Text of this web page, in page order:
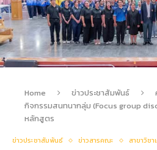
Home ข่าวประชาสัมพันธ์
กิจกรรมสนทนากลุ่ม (Focus group
หลักสูตร
ข่าวประชาสัมพันธ์ ข่าวสารคณะ สาขาวิชา